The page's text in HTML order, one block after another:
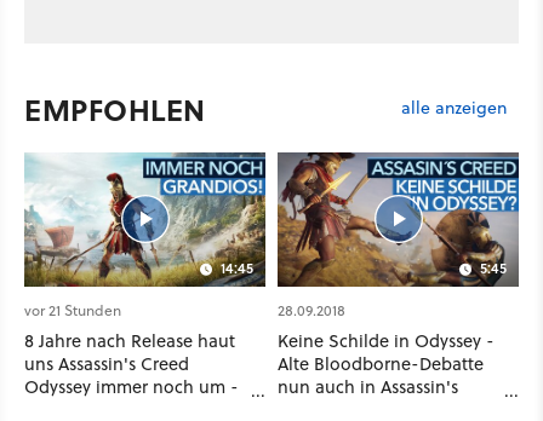
EMPFOHLEN alle anzeigen
14:45
vor 21 Stunden
8 Jahre nach Release haut
uns Assassin's Creed
Odyssey immer noch um -
5:45
28.09.2018
Keine Schilde in Odyssey -
Alte Bloodborne-Debatte
nun auch in Assassin's